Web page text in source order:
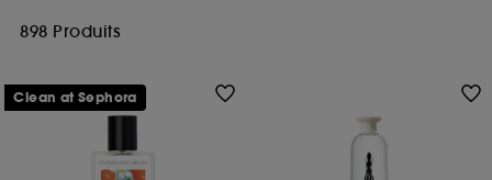
898 Produits
Clean at Sephora